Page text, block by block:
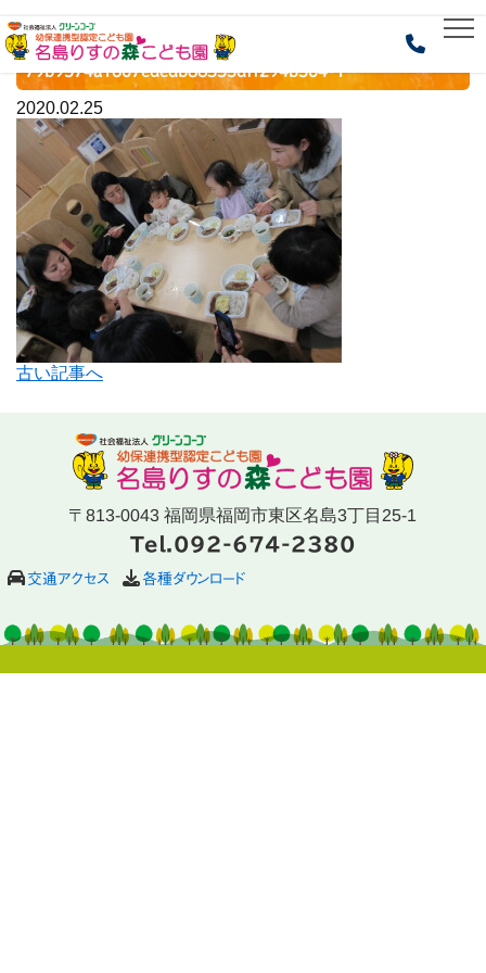
HOME> 79b9574a1607ededb88335dff294b504-1
79b9574a1607ededb88335dff294b504-1
2020.02.25
古い記事へ
〒813-0043 福岡県福岡市東区名島3丁目25-1
Tel.092-674-2380
交通アクセス 各種ダウンロード